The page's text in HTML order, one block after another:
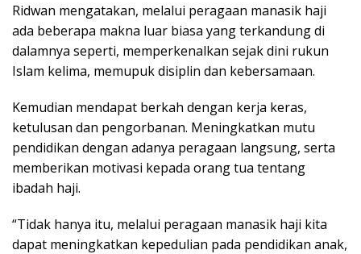
Ridwan mengatakan, melalui peragaan manasik haji
ada beberapa makna luar biasa yang terkandung di
dalamnya seperti, memperkenalkan sejak dini rukun
Islam kelima, memupuk disiplin dan kebersamaan.
Kemudian mendapat berkah dengan kerja keras,
ketulusan dan pengorbanan. Meningkatkan mutu
pendidikan dengan adanya peragaan langsung, serta
memberikan motivasi kepada orang tua tentang
ibadah haji.
“Tidak hanya itu, melalui peragaan manasik haji kita
dapat meningkatkan kepedulian pada pendidikan anak,